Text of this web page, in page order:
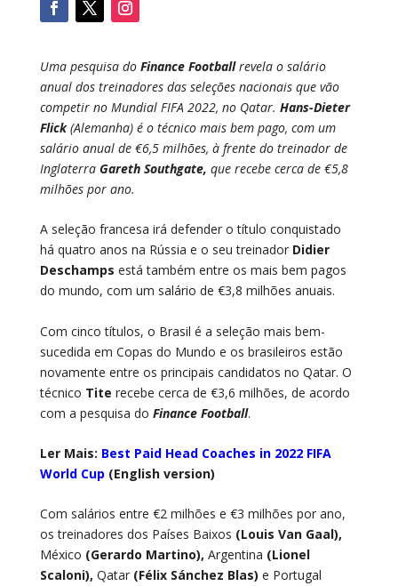
Uma pesquisa do Finance Footballrevela o salário
anual dos treinadores das seleções nacionais que vão
competir no Mundial FIFA 2022, no Qatar. Hans-Dieter
Flick(Alemanha) é o técnico mais bem pago, com um
salário anual de €6,5 milhões, à frente do treinador de
Inglaterra Gareth Southgate, que recebe cerca de €5,8
milhões por ano.
A seleção francesa irá defender o título conquistado
há quatro anos na Rússia e o seu treinador Didier
Deschamps está também entre os mais bem pagos
do mundo, com um salário de €3,8 milhões anuais.
Com cinco títulos, o Brasil é a seleção mais bem-
sucedida em Copas do Mundo e os brasileiros estão
novamente entre os principais candidatos no Qatar. O
técnico Tite recebe cerca de €3,6 milhões, de acordo
com a pesquisa do Finance Football.
Ler Mais: Best Paid Head Coaches in 2022 FIFA
World Cup (English version)
Com salários entre €2 milhões e €3 milhões por ano,
os treinadores dos Países Baixos (Louis Van Gaal),
México (Gerardo Martino), Argentina (Lionel
Scaloni), Qatar (Félix Sánchez Blas) e Portugal